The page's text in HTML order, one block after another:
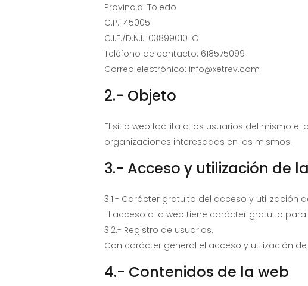
Provincia: Toledo
C.P.: 45005
C.I.F./D.N.I.: 03899010-G
Teléfono de contacto: 618575099
Correo electrónico: info@xetrev.com
2.- Objeto
El sitio web facilita a los usuarios del mismo
organizaciones interesadas en los mismos.
3.- Acceso y utilización de
3.1.- Carácter gratuito del acceso y utilización
El acceso a la web tiene carácter gratuito
3.2.- Registro de usuarios.
Con carácter general el acceso y utilización
4.- Contenidos de la web